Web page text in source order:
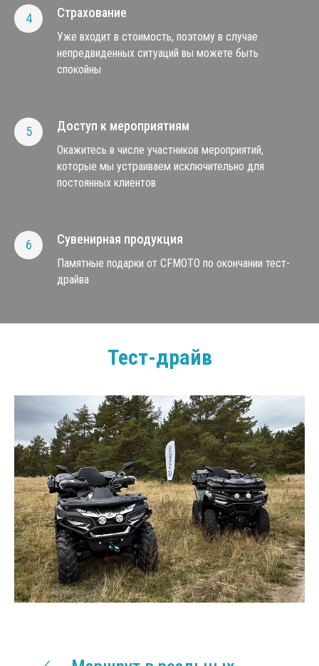
Страхование
Уже входит в стоимость, поэтому в случае
непредвиденных ситуаций вы можете быть
спокойны
Доступ к мероприятиям
Окажитесь в числе участников мероприятий,
которые мы устраиваем исключительно для
постоянных клиентов
Сувенирная продукция
Памятные подарки от CFMOTO по окончании тест-
драйва
Тест-драйв